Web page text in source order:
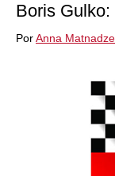
Boris
PorAnna Matnadze